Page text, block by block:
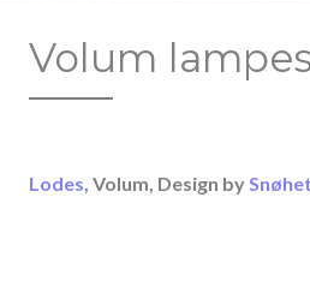
Volum
Lodes, Volum, Design by